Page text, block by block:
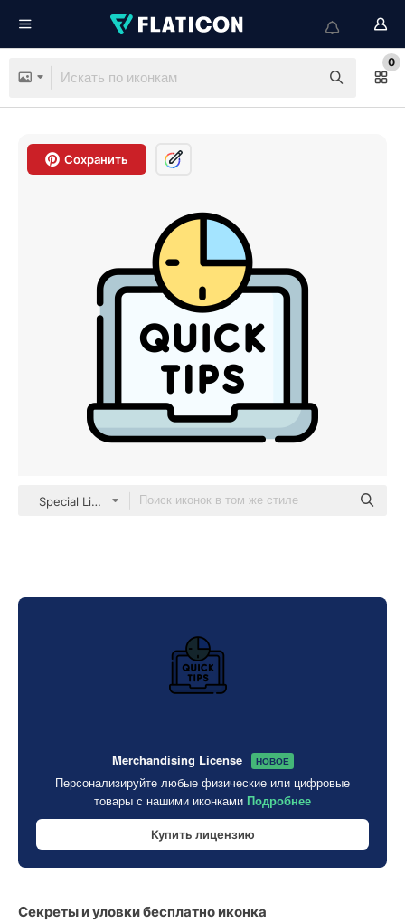
0
Сохранить
Special Lineal color
Merchandising License НОВОЕ
Персонализируйте любые физические или цифровые
товары с нашими иконками Подробнее
Купить лицензию
Секреты и уловки бесплатно иконка